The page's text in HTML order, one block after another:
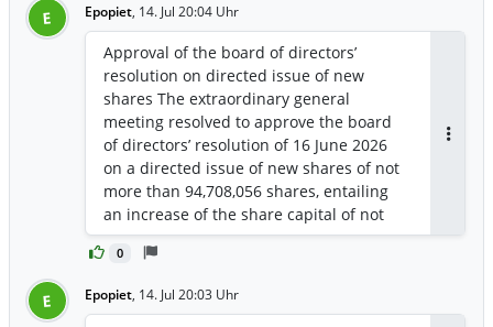
bereits seit 2020 eng mit dem Team von
Viscaria zusammen“, sagte Patrick
Murphy, President of Mining bei Sandvik.
„Viscaria ist genau die Art von
zukunftsweisendem Projekt, bei dem
eine frühzeitige Zusammenarbeit
langfristigen Mehrwert schafft. Wir
freuen uns darauf, unsere führende
Ausrüstung, Gesteinswerkzeuge und
Automatisierungslösungen – ergänzt
durch umfassende Lifecycle-Services –
bereitzustellen und Viscaria dabei zu
unterstützen, das ungenutzte Potenzial
dieser historischen Mine zu
price in the share issue amounted to
SEK 16.60 and was determined through
a so called accelerated bookbuilding
procedure which was announced by the
Company on 16 June 2026. As the
subscription price has been determined
through an accelerated bookbuilding
procedure, the board of directors
considers that the subscription price has
been established on market terms, in
such a way that it reflects prevailing
E Epopiet, 14. Jul 20:04 Uhr
0
Approval of the board of directors’
resolution on directed issue of new
shares The extraordinary general
meeting resolved to approve the board
of directors’ resolution of 16 June 2026
on a directed issue of new shares of not
more than 94,708,056 shares, entailing
an increase of the share capital of not
more than SEK 189,416,112. The directed
issue of new shares was directed to
same manner as Tranche 1. The
E Epopiet, 14. Jul 20:03 Uhr